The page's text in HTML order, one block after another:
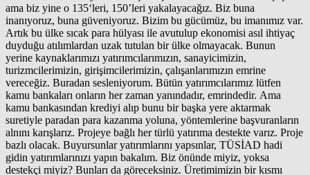
ama biz yine o 135‘leri, 150’leri yakalayacağız. Biz buna
inanıyoruz, buna güveniyoruz. Bizim bu gücümüz, bu imanımız var.
Artık bu ülke sıcak para hülyası ile avutulup ekonomisi asıl ihtiyaç
duyduğu atılımlardan uzak tutulan bir ülke olmayacak. Bunun
yerine kaynaklarımızı yatırımcılarımızın, sanayicimizin,
turizmcilerimizin, girişimcilerimizin, çalışanlarımızın emrine
vereceğiz. Buradan sesleniyorum. Bütün yatırımcılarımız lütfen
kamu bankaları onların her zaman yanındadır, emrindedir. Ama
kamu bankasından krediyi alıp bunu bir başka yere aktarmak
suretiyle paradan para kazanma yoluna, yöntemlerine başvuranların
alnını karışlarız. Projeye bağlı her türlü yatırıma destekte varız. Proje
bazlı olacak. Buyursunlar yatırımlarını yapsınlar, TÜSİAD hadi
gidin yatırımlarınızı yapın bakalım. Biz önünde miyiz, yoksa
destekçi miyiz? Bunları da göreceksiniz. Üretimimizin bir kısmı